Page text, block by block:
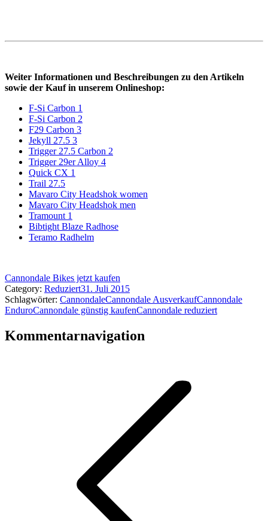
Weiter Informationen und Beschreibungen zu den Artikeln
sowie der Kauf in unserem Onlineshop:
F-Si Carbon 1
F-Si Carbon 2
F29 Carbon 3
Jekyll 27.5 3
Trigger 27.5 Carbon 2
Trigger 29er Alloy 4
Quick CX 1
Trail 27.5
Mavaro City Headshok women
Mavaro City Headshok men
Tramount 1
Bibtight Blaze Radhose
Teramo Radhelm
Cannondale Bikes jetzt kaufen
Category: Reduziert31. Juli 2015
Schlagwörter: CannondaleCannondale AusverkaufCannondale
EnduroCannondale günstig kaufenCannondale reduziert
Kommentarnavigation